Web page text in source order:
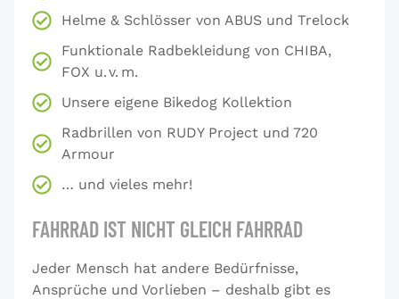
Helme & Schlösser von ABUS und Trelock
Funktionale Radbekleidung von CHIBA,
FOX u. v. m.
Unsere eigene Bikedog Kollektion
Radbrillen von RUDY Project und 720
Armour
… und vieles mehr!
FAHRRAD IST NICHT GLEICH FAHRRAD
Jeder Mensch hat andere Bedürfnisse,
Ansprüche und Vorlieben – deshalb gibt es